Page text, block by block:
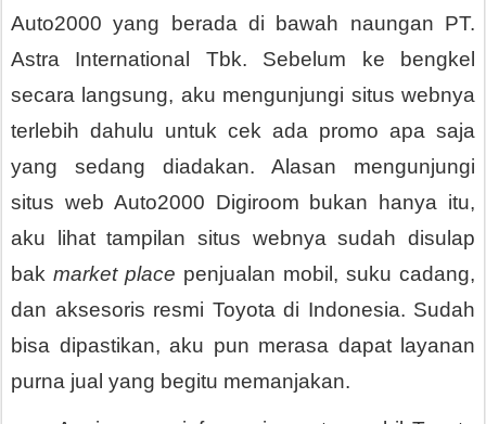
Auto2000 yang berada di bawah naungan PT.
Astra International Tbk. Sebelum ke bengkel
secara langsung, aku mengunjungi situs webnya
terlebih dahulu untuk cek ada promo apa saja
yang sedang diadakan. Alasan mengunjungi
situs web Auto2000 Digiroom bukan hanya itu,
aku lihat tampilan situs webnya sudah disulap
bak market place penjualan mobil, suku cadang,
dan aksesoris resmi Toyota di Indonesia. Sudah
bisa dipastikan, aku pun merasa dapat layanan
purna jual yang begitu memanjakan.